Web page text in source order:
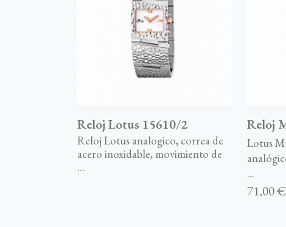
Reloj Lotus 15610/2
Reloj Lotus analogico, correa de
acero inoxidable, movimiento de
...
Reloj
Lotus
...
71,00 €